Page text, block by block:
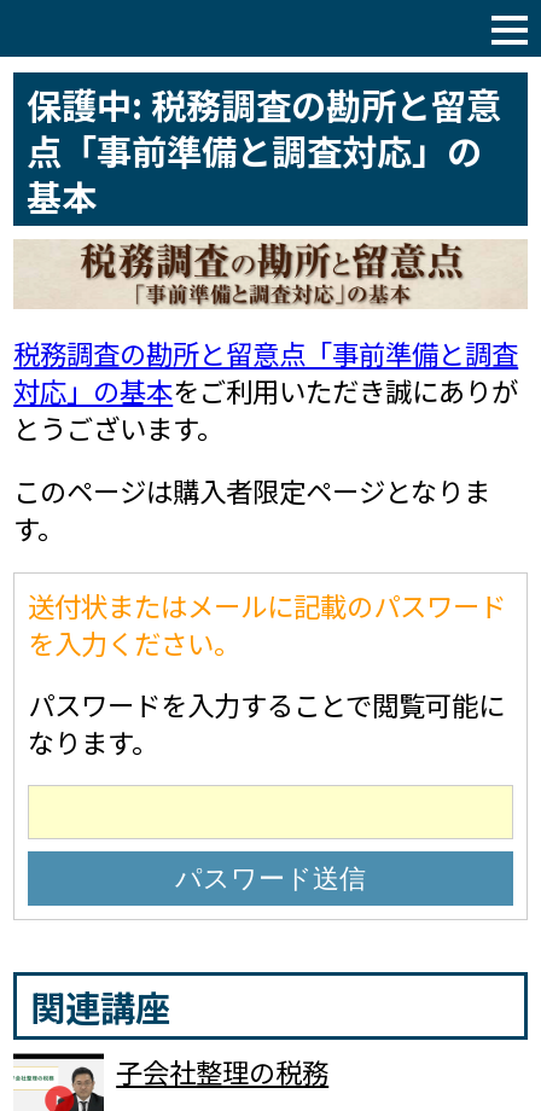
保護中: 税務調査の勘所と留意
点「事前準備と調査対応」の
基本
税務調査の勘所と留意点「事前準備と調査
対応」の基本をご利用いただき誠にありが
とうございます。
このページは購入者限定ページとなりま
す。
送付状またはメールに記載のパスワード
を入力ください。
パスワードを入力することで閲覧可能に
なります。
関連講座
子会社整理の税務